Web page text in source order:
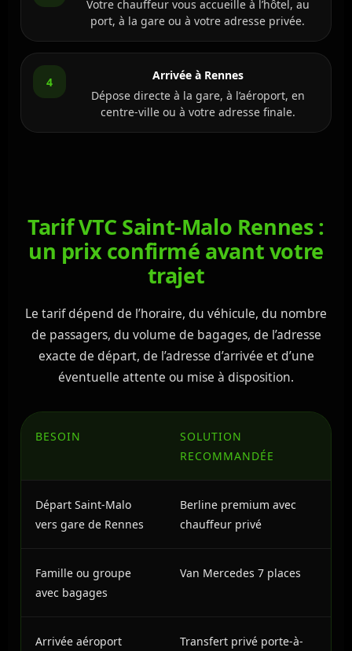
Votre chauffeur vous accueille à l’hôtel, au
port, à la gare ou à votre adresse privée.
4
Arrivée à Rennes
Dépose directe à la gare, à l’aéroport, en
centre-ville ou à votre adresse finale.
Tarif VTC Saint-Malo Rennes :
un prix confirmé avant votre
trajet
Le tarif dépend de l’horaire, du véhicule, du nombre
de passagers, du volume de bagages, de l’adresse
exacte de départ, de l’adresse d’arrivée et d’une
éventuelle attente ou mise à disposition.
BESOIN
SOLUTION
RECOMMANDÉE
Départ Saint-Malo
vers gare de Rennes
Berline premium avec
chauffeur privé
Famille ou groupe
avec bagages
Van Mercedes 7 places
Arrivée aéroport
Transfert privé porte-à-